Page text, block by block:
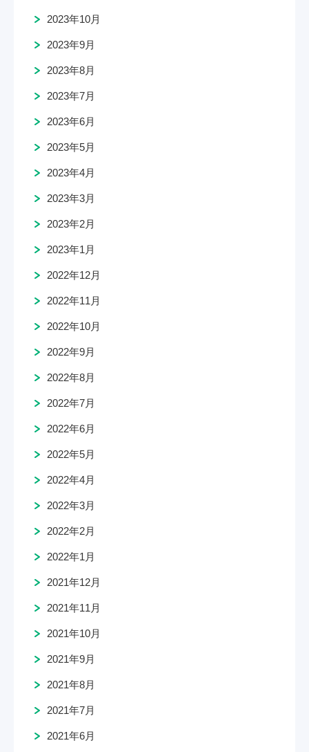
2023年10月
2023年9月
2023年8月
2023年7月
2023年6月
2023年5月
2023年4月
2023年3月
2023年2月
2023年1月
2022年12月
2022年11月
2022年10月
2022年9月
2022年8月
2022年7月
2022年6月
2022年5月
2022年4月
2022年3月
2022年2月
2022年1月
2021年12月
2021年11月
2021年10月
2021年9月
2021年8月
2021年7月
2021年6月